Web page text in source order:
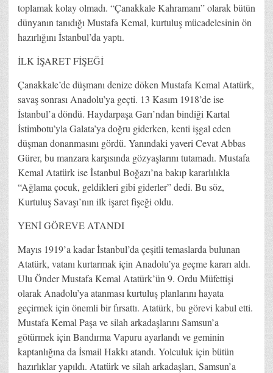
toplamak kolay olmadı. “Çanakkale Kahramanı” olarak bütün
dünyanın tanıdığı Mustafa Kemal, kurtuluş mücadelesinin ön
hazırlığını İstanbul’da yaptı.
İLK İŞARET FİŞEĞİ
Çanakkale’de düşmanı denize döken Mustafa Kemal Atatürk,
savaş sonrası Anadolu’ya geçti. 13 Kasım 1918’de ise
İstanbul’a döndü. Haydarpaşa Garı’ndan bindiği Kartal
İstimbotu’yla Galata’ya doğru giderken, kenti işgal eden
düşman donanmasını gördü. Yanındaki yaveri Cevat Abbas
Gürer, bu manzara karşısında gözyaşlarını tutamadı. Mustafa
Kemal Atatürk ise İstanbul Boğazı’na bakıp kararlılıkla
“Ağlama çocuk, geldikleri gibi giderler” dedi. Bu söz,
Kurtuluş Savaşı’nın ilk işaret fişeği oldu.
YENİ GÖREVE ATANDI
Mayıs 1919’a kadar İstanbul’da çeşitli temaslarda bulunan
Atatürk, vatanı kurtarmak için Anadolu’ya geçme kararı aldı.
Ulu Önder Mustafa Kemal Atatürk’ün 9. Ordu Müfettişi
olarak Anadolu’ya atanması kurtuluş planlarını hayata
geçirmek için önemli bir fırsattı. Atatürk, bu görevi kabul etti.
Mustafa Kemal Paşa ve silah arkadaşlarını Samsun’a
götürmek için Bandırma Vapuru ayarlandı ve geminin
kaptanlığına da İsmail Hakkı atandı. Yolculuk için bütün
hazırlıklar yapıldı. Atatürk ve silah arkadaşları, Samsun’a